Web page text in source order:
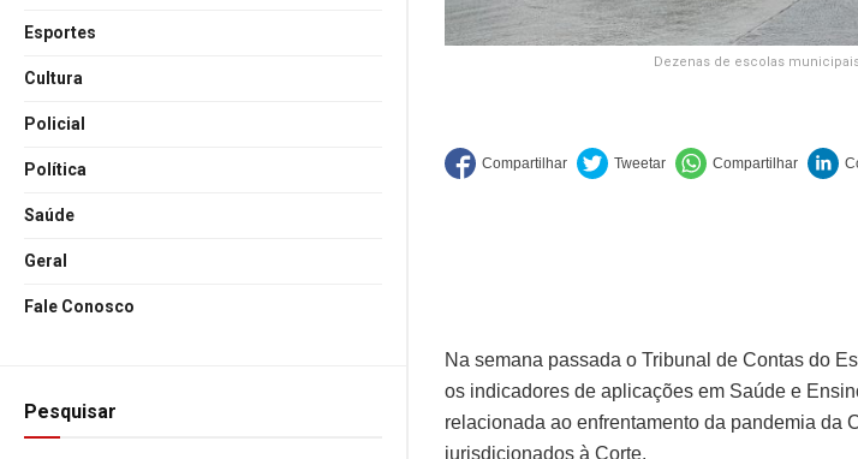
Esportes
Cultura
Policial
Política
Saúde
Geral
Fale Conosco
Pesquisar
Dezenas de escolas
Na semana passada o Tribunal de Contas do
os indicadores de aplicações em Saúde e
relacionada ao enfrentamento da pandemia da
jurisdicionados à Corte.